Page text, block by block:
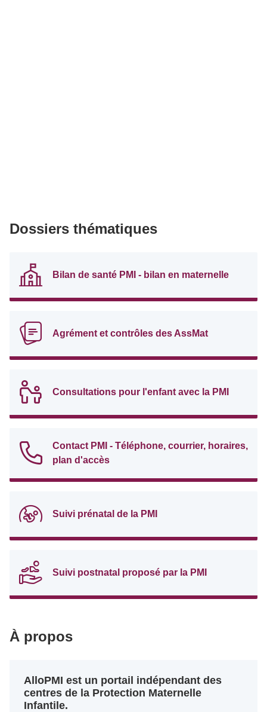
Dossiers thématiques
Bilan de santé PMI - bilan en maternelle
Agrément et contrôles des AssMat
Consultations pour l'enfant avec la PMI
Contact PMI - Téléphone, courrier, horaires,
plan d'accès
Suivi prénatal de la PMI
Suivi postnatal proposé par la PMI
À propos
AlloPMI est un portail indépendant des
centres de la Protection Maternelle
Infantile.